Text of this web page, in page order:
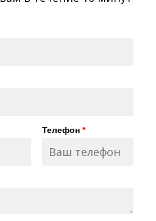
Телефон*